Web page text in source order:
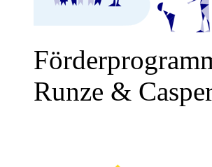
Runze &